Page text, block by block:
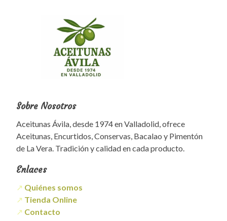
Sobre Nosotros
Aceitunas Ávila, desde 1974 en Valladolid, ofrece
Aceitunas, Encurtidos, Conservas, Bacalao y Pimentón
de La Vera. Tradición y calidad en cada producto.
Enlaces
↗ Quiénes somos
↗ Tienda Online
↗ Contacto